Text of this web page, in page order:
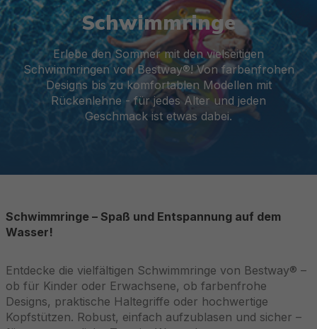
Schwimmringe
Erlebe den Sommer mit den vielseitigen
Schwimmringen von Bestway®! Von farbenfrohen
Designs bis zu komfortablen Modellen mit
Rückenlehne - für jedes Alter und jeden
Geschmack ist etwas dabei.
Schwimmringe – Spaß und Entspannung auf dem
Wasser!
Entdecke die vielfältigen Schwimmringe von Bestway® –
ob für Kinder oder Erwachsene, ob farbenfrohe
Designs, praktische Haltegriffe oder hochwertige
Kopfstützen. Robust, einfach aufzublasen und sicher –